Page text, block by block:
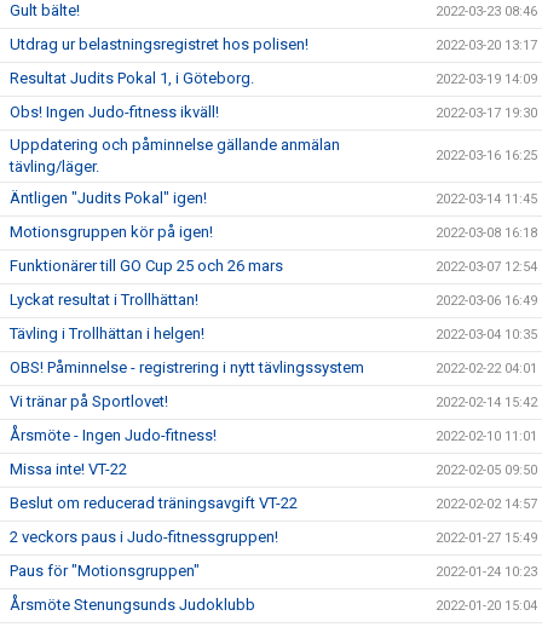
Gult bälte! 2022-03-23 08:46
Utdrag ur belastningsregistret hos polisen! 2022-03-20 13:17
Resultat Judits Pokal 1, i Göteborg. 2022-03-19 14:09
Obs! Ingen Judo-fitness ikväll! 2022-03-17 19:30
Uppdatering och påminnelse gällande anmälan
tävling/läger.
2022-03-16 16:25
Äntligen "Judits Pokal" igen! 2022-03-14 11:45
Motionsgruppen kör på igen! 2022-03-08 16:18
Funktionärer till GO Cup 25 och 26 mars 2022-03-07 12:54
Lyckat resultat i Trollhättan! 2022-03-06 16:49
Tävling i Trollhättan i helgen! 2022-03-04 10:35
OBS! Påminnelse - registrering i nytt tävlingssystem 2022-02-22 04:01
Vi tränar på Sportlovet! 2022-02-14 15:42
Årsmöte - Ingen Judo-fitness! 2022-02-10 11:01
Missa inte! VT-22 2022-02-05 09:50
Beslut om reducerad träningsavgift VT-22 2022-02-02 14:57
2 veckors paus i Judo-fitnessgruppen! 2022-01-27 15:49
Paus för "Motionsgruppen" 2022-01-24 10:23
Årsmöte Stenungsunds Judoklubb 2022-01-20 15:04